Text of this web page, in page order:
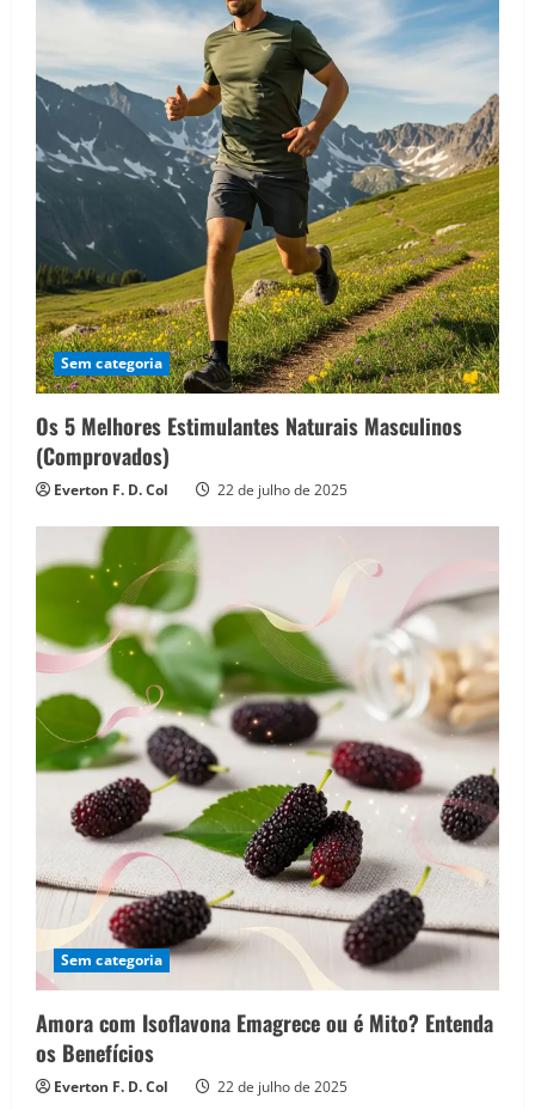
Sem categoria
Os 5 Melhores Estimulantes Naturais Masculinos
(Comprovados)
Everton F. D. Col 22 de julho de 2025
Sem categoria
Amora com Isoflavona Emagrece ou é Mito? Entenda
os Benefícios
Everton F. D. Col 22 de julho de 2025